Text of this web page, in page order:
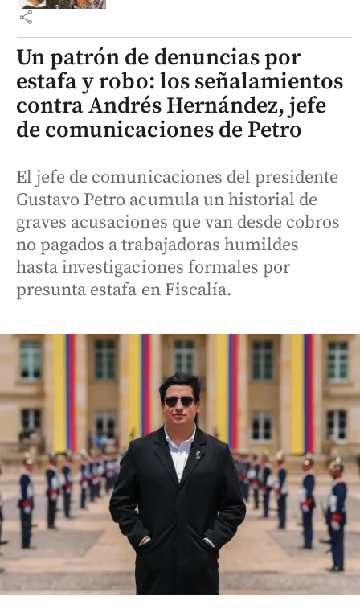
share
Un patrón de denuncias por
estafa y robo: los señalamientos
contra Andrés Hernández, jefe
de comunicaciones de Petro
El jefe de comunicaciones del presidente
Gustavo Petro acumula un historial de
graves acusaciones que van desde cobros
no pagados a trabajadoras humildes
hasta investigaciones formales por
presunta estafa en Fiscalía.